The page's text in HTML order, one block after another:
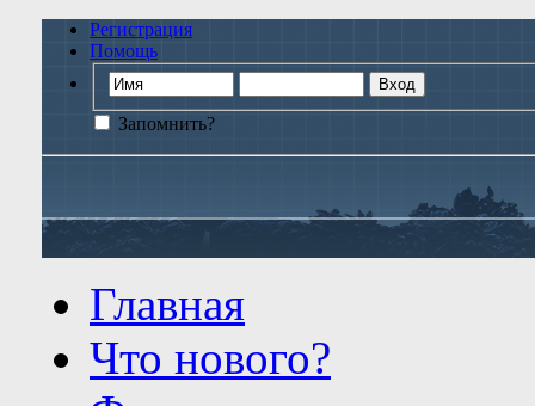
Регистрация
Помощь
Запомнить?
Главная
Что нового?